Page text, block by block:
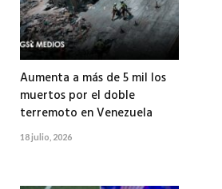
Aumenta a más de 5 mil los
muertos por el doble
terremoto en Venezuela
18 julio, 2026